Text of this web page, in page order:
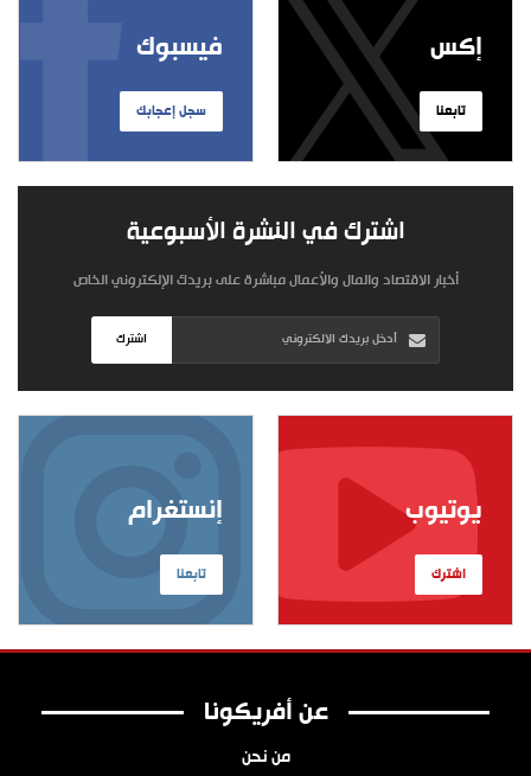
فيسبوك
سجل إعجابك
إكس
تابعنا
اشترك في النشرة الأسبوعية
أخبار الاقتصاد والمال والأعمال مباشرة على بريدك الإلكتروني الخاص
اشترك
إنستغرام
تابعنا
يوتيوب
اشترك
عن أفريكونا
من نحن